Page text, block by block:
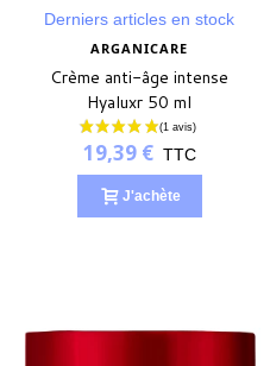
Derniers articles en stock
ARGANICARE
Crème anti-âge intense
Hyaluxr 50 ml
19,39 € TTC
J'achète